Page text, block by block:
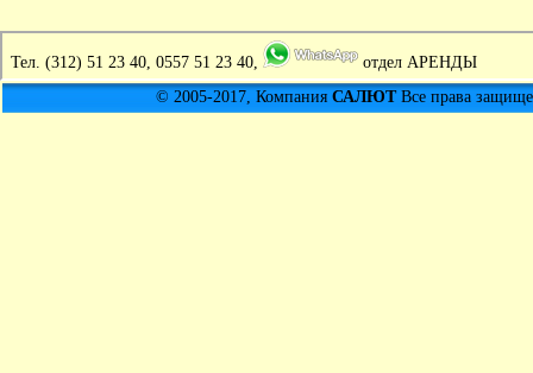
Тел. (312) 51 23 40, 0557 51 23 40,
отдел АРЕНДЫ
© 2005-2017, Компания САЛЮТВсе права